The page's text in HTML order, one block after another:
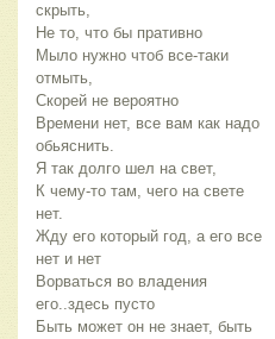
скрыть,
Не то, что бы пративно
Мыло нужно чтоб все-таки
отмыть,
Скорей не вероятно
Времени нет, все вам как надо
обьяснить.
Я так долго шел на свет,
К чему-то там, чего на свете
нет.
Жду его который год, а его все
нет и нет
Ворваться во владения
его..здесь пусто
Быть может он не знает, быть